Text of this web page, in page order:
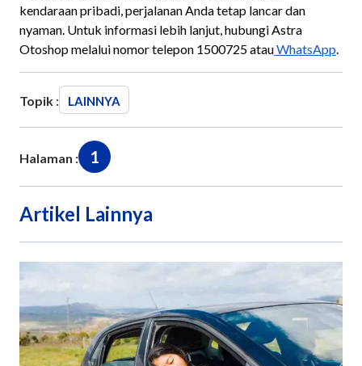
kendaraan pribadi, perjalanan Anda tetap lancar dan
nyaman. Untuk informasi lebih lanjut, hubungi Astra
Otoshop melalui nomor telepon 1500725 atauWhatsApp.
Topik : LAINNYA
Halaman : 1
Artikel Lainnya